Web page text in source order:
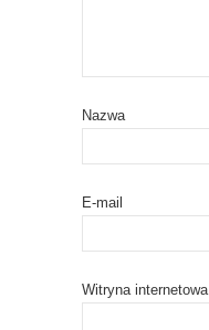
Nazwa
E-mail
Witryna internetowa